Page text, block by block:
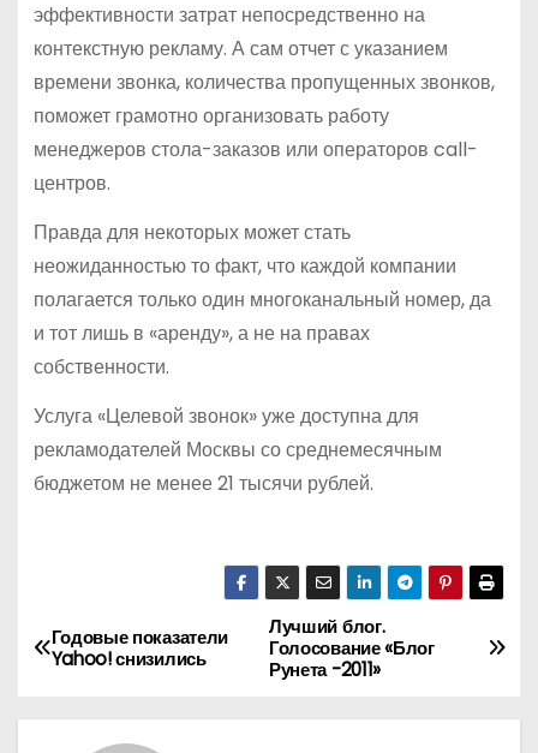
эффективности затрат непосредственно на
контекстную рекламу. А сам отчет с указанием
времени звонка, количества пропущенных звонков,
поможет грамотно организовать работу
менеджеров стола-заказов или операторов call-
центров.
Правда для некоторых может стать
неожиданностью то факт, что каждой компании
полагается только один многоканальный номер, да
и тот лишь в «аренду», а не на правах
собственности.
Услуга «Целевой звонок» уже доступна для
рекламодателей Москвы со среднемесячным
бюджетом не менее 21 тысячи рублей.
Н
Лучший блог.
Голосование «Блог
Рунета -2011»
Годовые показатели
Yahoo! снизились